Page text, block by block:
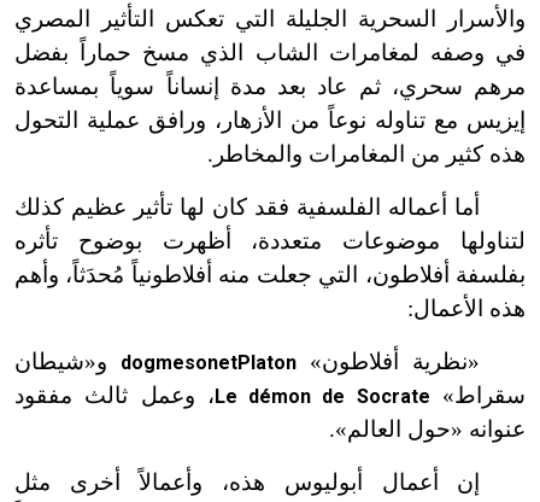
والأسرار السحرية الجليلة التي تعكس التأثير المصري
في وصفه لمغامرات الشاب الذي مسخ حماراً بفضل
مرهم سحري، ثم عاد بعد مدة إنساناً سوياً بمساعدة
إيزيس مع تناوله نوعاً من الأزهار، ورافق عملية التحول
هذه كثير من المغامرات والمخاطر.
أما أعماله الفلسفية فقد كان لها تأثير عظيم كذلك
لتناولها موضوعات متعددة، أظهرت بوضوح تأثره
بفلسفة أفلاطون، التي جعلت منه أفلاطونياً مُحدَثاً، وأهم
هذه الأعمال:
«نظرية أفلاطون» Platon
et
son
dogme و«شيطان
سقراط» Le démon de Socrate ، وعمل ثالث مفقود
عنوانه «حول العالم».
إن أعمال أبوليوس هذه، وأعمالاً أخرى مثل